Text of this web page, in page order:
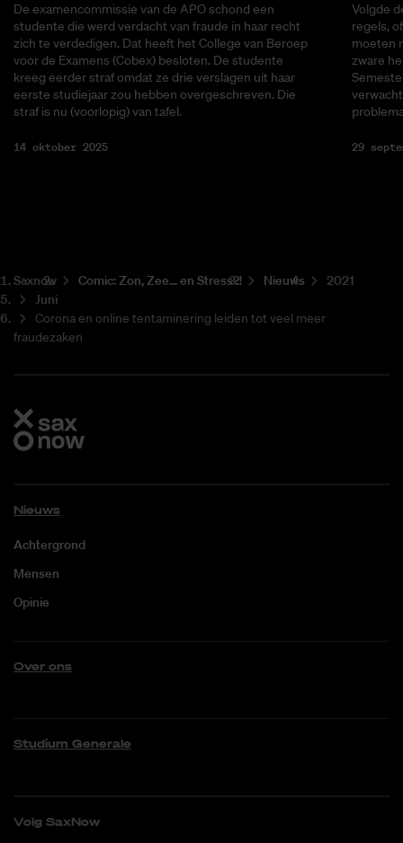
De examencommissie van de APO schond een
studente die werd verdacht van fraude in haar recht
zich te verdedigen. Dat heeft het College van Beroep
voor de Examens (Cobex) besloten. De studente
kreeg eerder straf omdat ze drie verslagen uit haar
eerste studiejaar zou hebben overgeschreven. Die
straf is nu (voorlopig) van tafel.
14 oktober 2025
Volgde
regels,
moeten
zware
29
Saxnow Co­mic: Zon, Zee... en Stress?! Nieuws
2021
Juni
Corona en online tentaminering leiden tot veel meer
fraudezaken
Nieuws
Achtergrond
Mensen
Opinie
Over ons
Studium Generale
Volg SaxNow